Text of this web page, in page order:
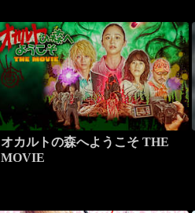
オカルトの森へようこそ THE
MOVIE